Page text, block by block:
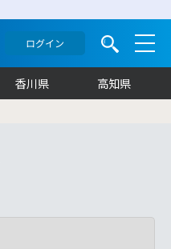
ログイン
香川県
高知県